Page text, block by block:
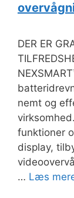
DER ER
nemt og
funktioner
display,
… Læs